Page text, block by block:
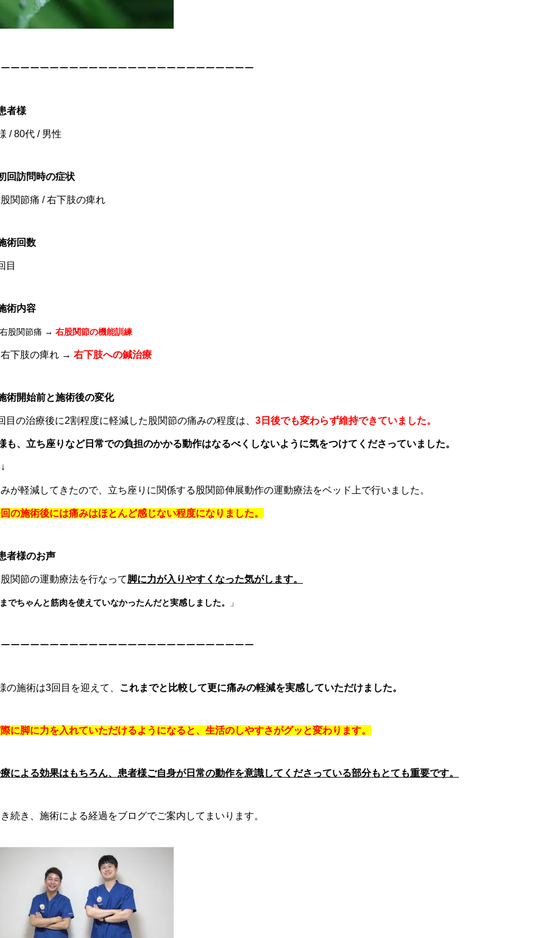
ーーーーーーーーーーーーーーーーーーーーーーーーー
者様
/ 80代 / 男性
回訪問時の症状
関節痛 / 右下肢の痺れ
術回数
目
術内容
股関節痛 → 右股関節の機能訓練
下肢の痺れ → 右下肢への鍼治療
術開始前と施術後の変化
目の治療後に2割程度に軽減した股関節の痛みの程度は、 3日後でも変わらず維持できていました。
も、立ち座りなど日常での負担のかかる動作はなるべくしないように気をつけてくださっていました。
が軽減してきたので、立ち座りに関係する股関節伸展動作の運動療法をベッド上で行いました。
の施術後には痛みはほとんど感じない程度になりました。
者様のお声
関節の運動療法を行なって脚に力が入りやすくなった気がします。
でちゃんと筋肉を使えていなかったんだと実感しました。 」
ーーーーーーーーーーーーーーーーーーーーーーーーー
の施術は3回目を迎えて、 これまでと比較して更に痛みの軽減を実感していただけました。
に脚に力を入れていただけるようになると、生活のしやすさがグッと変わります。
による効果はもちろん、患者様ご自身が日常の動作を意識してくださっている部分もとても重要です。
続き、施術による経過をブログでご案内してまいります。